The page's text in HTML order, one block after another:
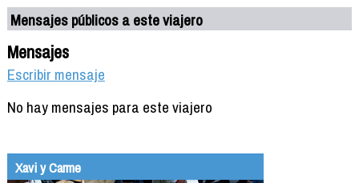
Mensajes públicos a este viajero
Mensajes
Escribir mensaje
No hay mensajes para este viajero
Xavi y Carme